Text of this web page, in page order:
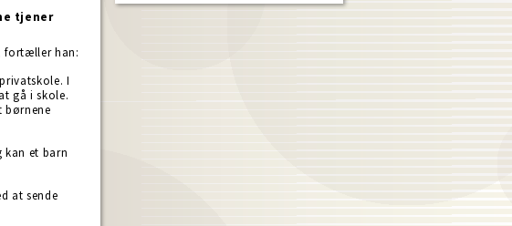
tjener
fortæller han:
I
gå i skole.
børnene
kan et barn
at sende